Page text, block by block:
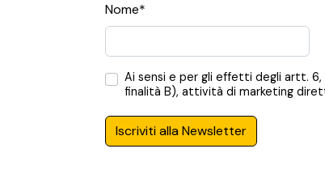
Nome*
Ai sensi e per gli effetti degli artt. 6,
finalità B), attività di marketing
Iscriviti alla Newsletter